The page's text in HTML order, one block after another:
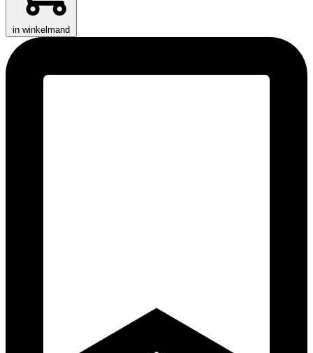
in winkelmand